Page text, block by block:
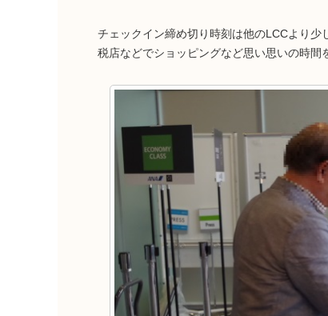
チェックイン締め切り時刻は他のLCCより
税店などでショッピングなど思い思いの時間